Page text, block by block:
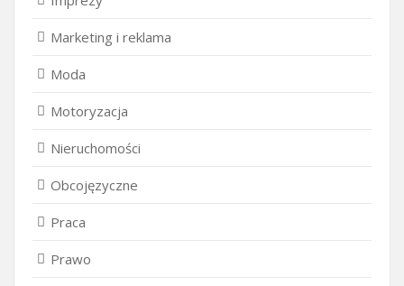
Marketing i reklama
Moda
Motoryzacja
Nieruchomości
Obcojęzyczne
Praca
Prawo